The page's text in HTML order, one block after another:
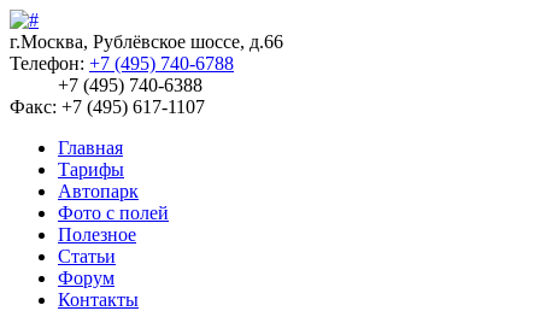
г.Москва, Рублёвское шоссе, д.66
Телефон: +7 (495) 740-6788
+7 (495) 740-6388
Факс: +7 (495) 617-1107
Главная
Тарифы
Автопарк
Фото с полей
Полезное
Статьи
Форум
Контакты